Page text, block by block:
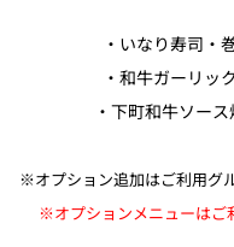
・いなり寿司
・和牛ガーリ
・下町和牛ソー
※オプション追加はご利用グ
※オプションメニューはご